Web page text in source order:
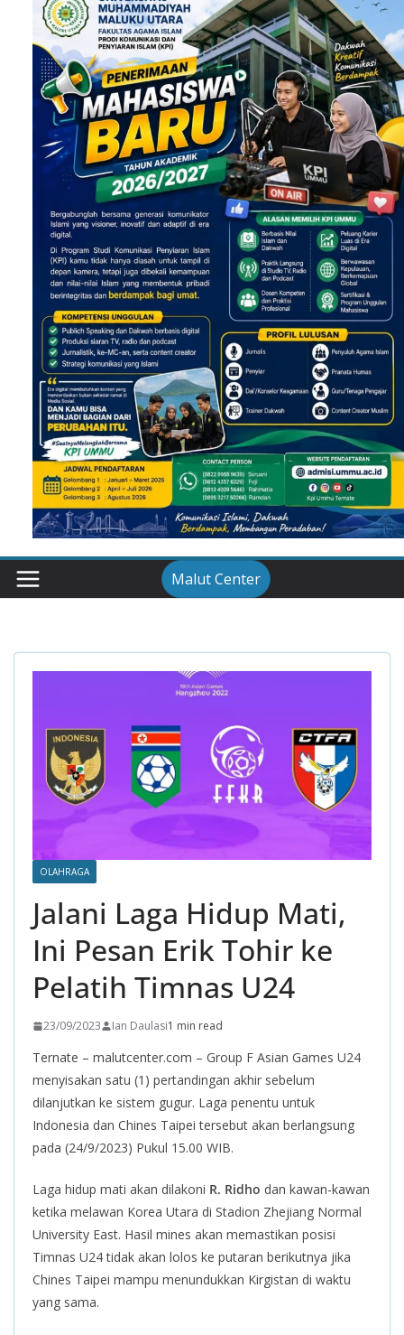
Malut Center
OLAHRAGA
Jalani Laga Hidup Mati,
Ini Pesan Erik Tohir ke
Pelatih Timnas U24
23/09/2023 Ian Daulasi1 min read
Ternate – malutcenter.com – Group F Asian Games U24
menyisakan satu (1) pertandingan akhir sebelum
dilanjutkan ke sistem gugur. Laga penentu untuk
Indonesia dan Chines Taipei tersebut akan berlangsung
pada (24/9/2023) Pukul 15.00 WIB.
Laga hidup mati akan dilakoni R. Ridho dan kawan-kawan
ketika melawan Korea Utara di Stadion Zhejiang Normal
University East. Hasil mines akan memastikan posisi
Timnas U24 tidak akan lolos ke putaran berikutnya jika
Chines Taipei mampu menundukkan Kirgistan di waktu
yang sama.